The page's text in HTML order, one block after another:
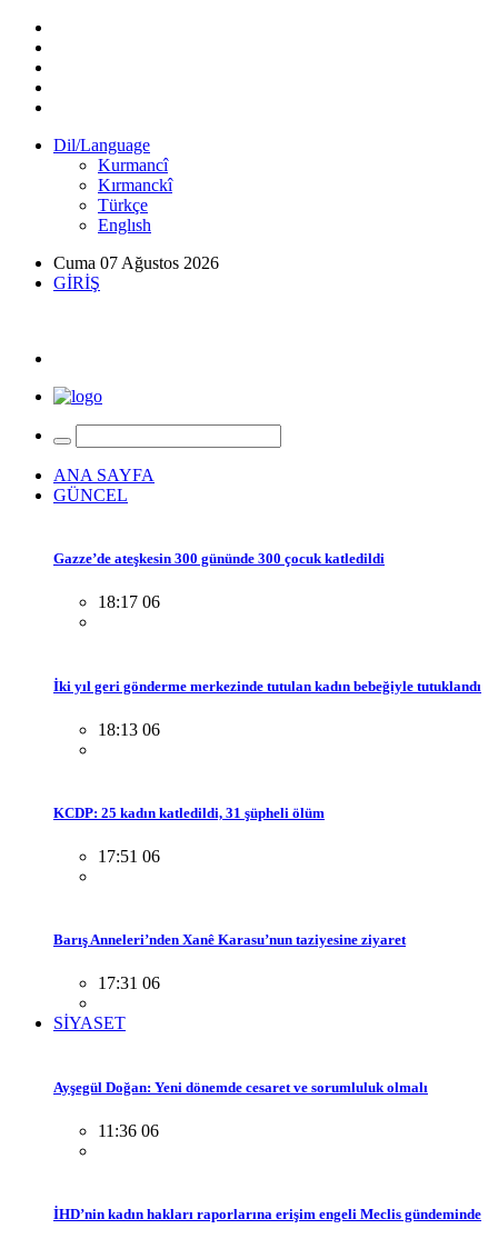
Dil/Language
Kurmancî
Kırmanckî
Türkçe
Englısh
Cuma 07 Ağustos 2026
GİRİŞ
ANA SAYFA
GÜNCEL
Gazze’de ateşkesin 300 gününde 300 çocuk katledildi
18:17 06
İki yıl geri gönderme merkezinde tutulan kadın bebeğiyle tutuklandı
18:13 06
KCDP: 25 kadın katledildi, 31 şüpheli ölüm
17:51 06
Barış Anneleri’nden Xanê Karasu’nun taziyesine ziyaret
17:31 06
SİYASET
Ayşegül Doğan: Yeni dönemde cesaret ve sorumluluk olmalı
11:36 06
İHD’nin kadın hakları raporlarına erişim engeli Meclis gündeminde